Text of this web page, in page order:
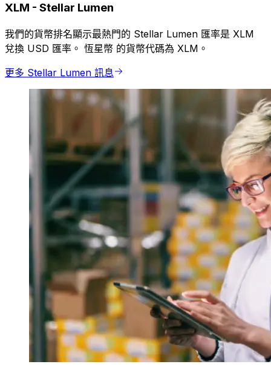
XLM - Stellar Lumen
我們的貨幣排名顯示最熱門的 Stellar Lumen 匯率是 XLM
兌換 USD 匯率。 恆星幣 的貨幣代碼為 XLM。
更多 Stellar Lumen 訊息